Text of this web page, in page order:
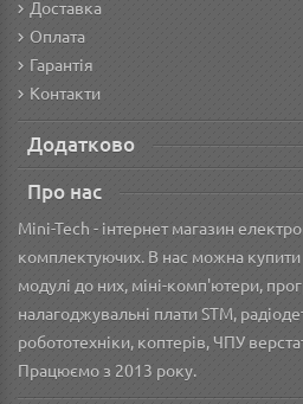
Доставка
Оплата
Гарантія
Контакти
Додатково
Про нас
Mini-Tech - інтернет магазин
комплектуючих. В нас можна
модулі до них, міні-комп'ютери,
налагоджувальні плати STM,
робототехніки, коптерів, ЧПУ
Працюємо з 2013 року.